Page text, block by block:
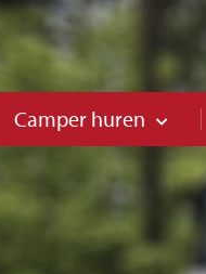
Camper huren